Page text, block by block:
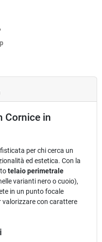
Cornice in
per chi cerca un
ed estetica. Con la
telaio perimetrale
varianti nero o cuoio),
in un punto focale
valorizzare con carattere